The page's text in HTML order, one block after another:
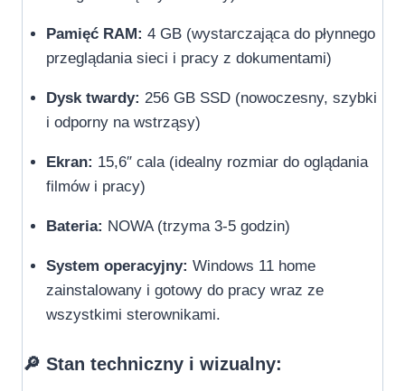
Pamięć RAM: 4 GB (wystarczająca do płynnego
przeglądania sieci i pracy z dokumentami)
Dysk twardy: 256 GB SSD (nowoczesny, szybki
i odporny na wstrząsy)
Ekran: 15,6″ cala (idealny rozmiar do oglądania
filmów i pracy)
Bateria: NOWA (trzyma 3-5 godzin)
System operacyjny: Windows 11 home
zainstalowany i gotowy do pracy wraz ze
wszystkimi sterownikami.
🔎 Stan techniczny i wizualny: